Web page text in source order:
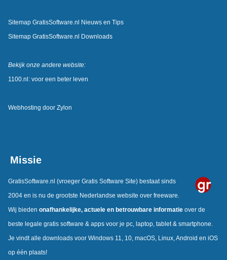
Sitemap GratisSoftware.nl Nieuws en Tips
Sitemap GratisSoftware.nl Downloads
Bekijk onze andere website:
1100.nl: voor een beter leven
Webhosting door Zylon
Missie
GratisSoftware.nl (vroeger Gratis Software Site) bestaat sinds
2004 en is nu de grootste Nederlandse website over freeware.
Wij bieden onafhankelijke, actuele en betrouwbare informatieover de
beste legale gratis software & apps voor je pc, laptop, tablet & smartphone.
Je vindt alle downloads voor Windows 11, 10, macOS, Linux, Android en iOS
op één plaats!